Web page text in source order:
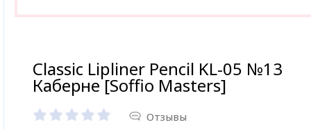
Classic Lipliner Pencil KL-05 №13
Каберне [Soffio Masters]
Отзывы